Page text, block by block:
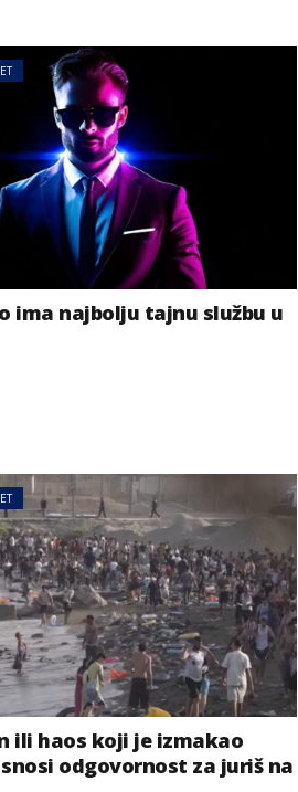
ima najbolju tajnu službu u
ili haos koji je izmakao
odgovornost za juriš na